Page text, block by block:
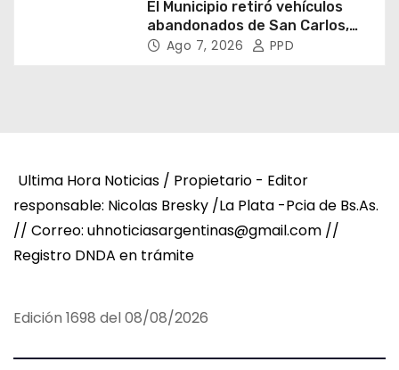
El Municipio retiró vehículos
abandonados de San Carlos,
Olmos y el casco urbano
Ago 7, 2026 PPD
Ultima Hora Noticias / Propietario - Editor
responsable: Nicolas Bresky /La Plata -Pcia de Bs.As.
// Correo: uhnoticiasargentinas@gmail.com //
Registro DNDA en trámite
Edición 1698 del 08/08/2026